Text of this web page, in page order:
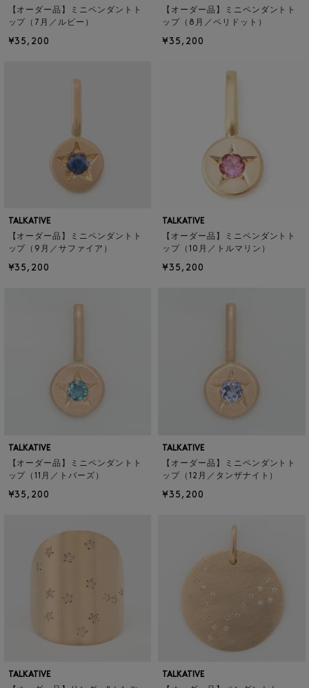
【オーダー品】ミニペンダントト
ップ（7月／ルビー）
¥35,200
【オーダー品】ミニペンダントト
ップ（8月／ペリドット）
¥35,200
TALKATIVE
【オーダー品】ミニペンダントト
ップ（9月／サファイア）
¥35,200
TALKATIVE
【オーダー品】ミニペンダントト
ップ（10月／トルマリン）
¥35,200
TALKATIVE
【オーダー品】ミニペンダントト
ップ（11月／トパーズ）
¥35,200
TALKATIVE
【オーダー品】ミニペンダントト
ップ（12月／タンザナイト）
¥35,200
TALKATIVE
TALKATIVE